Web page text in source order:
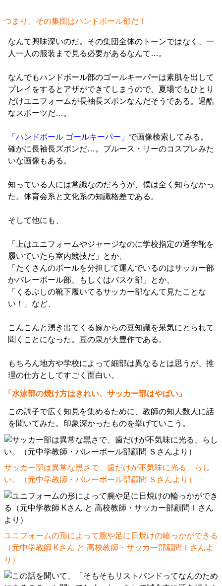
つまり、その集団はハンドボール部だ！
なんて興味深いのだ。その集団全体のトーンではなく、一
人一人の服装まで見る必要があるなんて…。
なんでもハンドボール部のゴールキーパーは素肌を出して
プレイをするとアザができてしまうので、夏場でもひとり
だけユニフォームが長袖長ズボンなんだそうである。過酷
なスポーツだ…。
「ハンドボール ゴールキーパー」 で画像検索してみる。
確かに長袖長ズボンだ…。ブルース・リーのコスプレみた
いな画像もある。
知っている人には常識なのだろうが、僕は全く知らなかっ
た。体育会系と文化系の知識格差である。
そして他にも、
「上はユニフォームやジャージなのに学校指定の通学靴を
履いていたら室内競技だ」とか、
「たくさんのボールを分担して運んでいるのはサッカー部
かバレーボール部、もしくはバスケ部」とか、
「くるぶしの靴下履いてるサッカー部なんて見たことな
い！」など、
こんこんと湧き出てくる嫁からの豆知識を呆気にとられて
聞くことになった。豆の泉が大豊作である。
もちろん地方や学校によって細部は異なるとは思うが、推
理の仕方としてすごく面白い。
「水泳部の焼け方はきれい、サッカー部はやばい」
この調子で広く知見を集めるために、教師の知人数人に話
を聞いてみた。印象深かったものを挙げていこう。
サッカー部は異常な黒さで、歯だけが不気味に光る、らし
い。（元中学教師・バレーボール部顧問 Ｓさんより）
ユニフォームの形によって腕や足に日焼けの輪っかができる
（元中学教師 Kさん と 高校教師・サッカー部顧問Ｉさんよ
り）